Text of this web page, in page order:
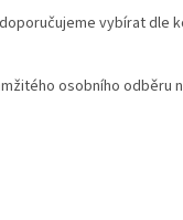
vybírat dle
osobního odběru